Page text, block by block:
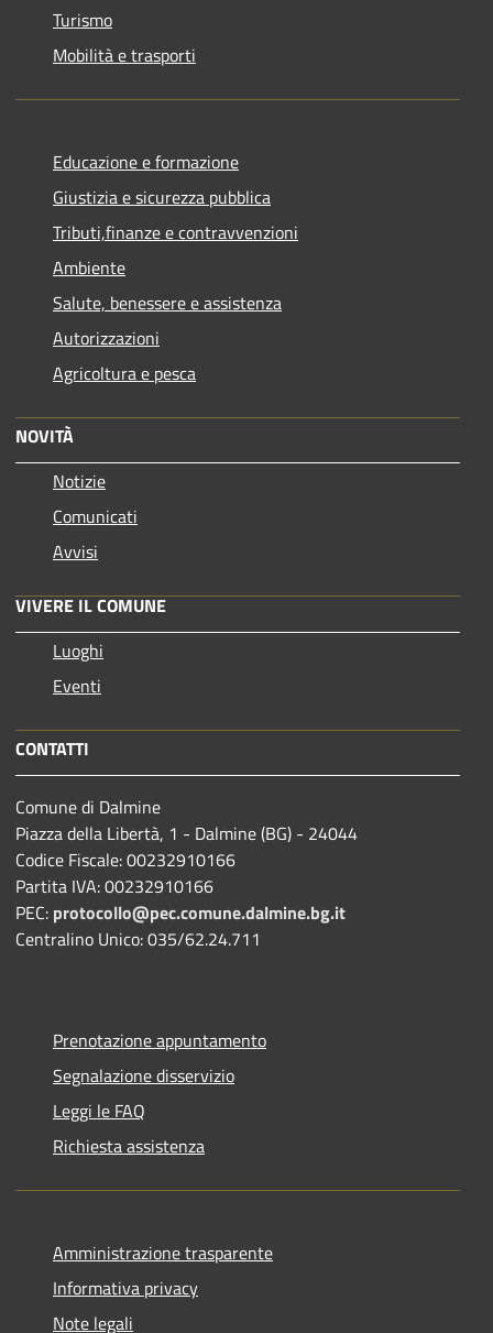
Turismo
Mobilità e trasporti
Educazione e formazione
Giustizia e sicurezza pubblica
Tributi,finanze e contravvenzioni
Ambiente
Salute, benessere e assistenza
Autorizzazioni
Agricoltura e pesca
NOVITÀ
Notizie
Comunicati
Avvisi
VIVERE IL COMUNE
Luoghi
Eventi
CONTATTI
Comune di Dalmine
Piazza della Libertà, 1 - Dalmine (BG) - 24044
Codice Fiscale: 00232910166
Partita IVA: 00232910166
PEC: protocollo@pec.comune.dalmine.bg.it
Centralino Unico: 035/62.24.711
Prenotazione appuntamento
Segnalazione disservizio
Leggi le FAQ
Richiesta assistenza
Amministrazione trasparente
Informativa privacy
Note legali